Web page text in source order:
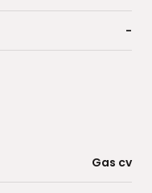
-
Gas cv